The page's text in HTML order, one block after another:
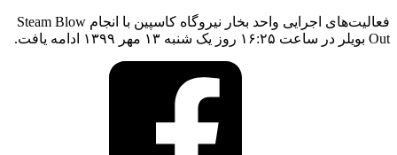
فعالیت‌های اجرایی واحد بخار نیروگاه کاسپین با انجام Steam Blow
Out بویلر در ساعت ۱۶:۲۵ روز یک شنبه ۱۳ مهر ۱۳۹۹ ادامه یافت.